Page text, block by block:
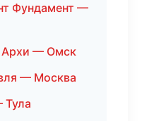
Фундамент —
Архи — Омск
— Москва
Тула